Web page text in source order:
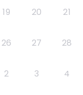
19 20 21
26 27 28
2 3 4